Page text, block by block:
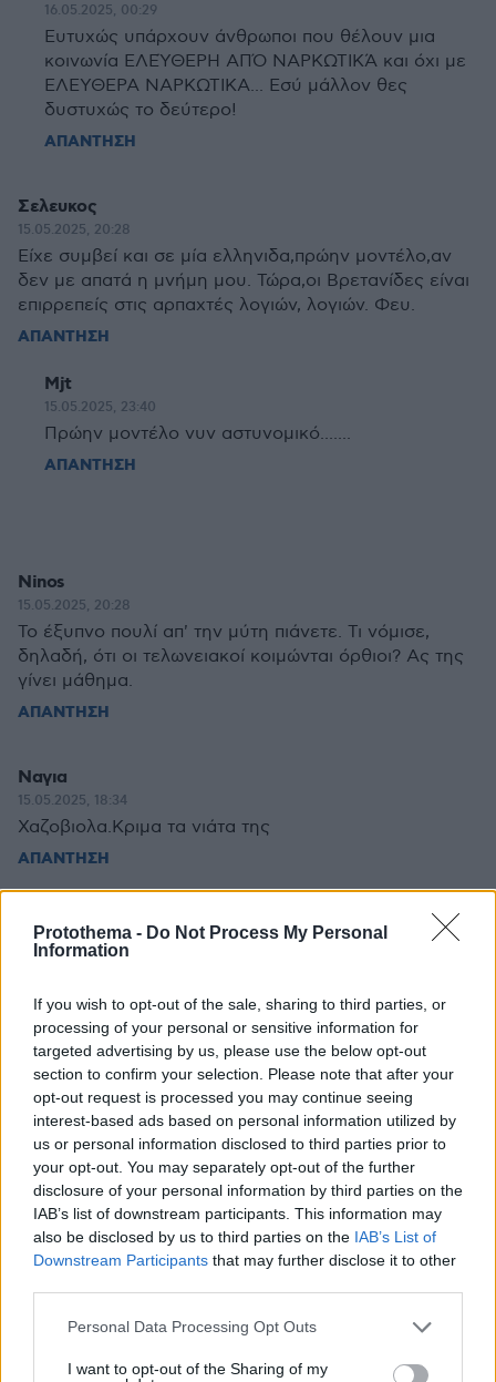
Protothema - Do Not Process My Personal
Information
If you wish to opt-out of the sale, sharing to third parties, or
processing of your personal or sensitive information for
targeted advertising by us, please use the below opt-out
section to confirm your selection. Please note that after your
opt-out request is processed you may continue seeing
interest-based ads based on personal information utilized by
us or personal information disclosed to third parties prior to
your opt-out. You may separately opt-out of the further
disclosure of your personal information by third parties on the
IAB’s list of downstream participants. This information may
also be disclosed by us to third parties on the IAB’s List of
Downstream Participants that may further disclose it to other
Please note that this website/app uses one or more Google
not limited to your visit or usage behaviour. You may click to
Personal Data Processing Opt Outs
I want to opt-out of the Sharing of my
16.05.2025, 00:29
Ευτυχώς υπάρχουν άνθρωποι που θέλουν μια
κοινωνία ΕΛΕΎΘΕΡΗ ΑΠΌ ΝΑΡΚΩΤΙΚΆ και όχι με
ΕΛΕΥΘΕΡΑ ΝΑΡΚΩΤΙΚΑ... Εσύ μάλλον θες
δυστυχώς το δεύτερο!
ΑΠΑΝΤΗΣΗ
Σελευκος
15.05.2025, 20:28
Είχε συμβεί και σε μία ελληνιδα,πρώην μοντέλο,αν
δεν με απατά η μνήμη μου. Τώρα,οι Βρετανίδες είναι
επιρρεπείς στις αρπαχτές λογιών, λογιών. Φευ.
ΑΠΑΝΤΗΣΗ
Mjt
15.05.2025, 23:40
Πρώην μοντέλο νυν αστυνομικό.......
ΑΠΑΝΤΗΣΗ
Ninos
15.05.2025, 20:28
To έξυπνο πουλί απ' την μύτη πιάνετε. Τι νόμισε,
δηλαδή, ότι οι τελωνειακοί κοιμώνται όρθιοι? Ας της
γίνει μάθημα.
ΑΠΑΝΤΗΣΗ
Ναγια
15.05.2025, 18:34
Χαζοβιολα.Κριμα τα νιάτα της
ΑΠΑΝΤΗΣΗ
Σακίλ
15.05.2025, 16:50
και τα εισιτήρια..
ΑΠΑΝΤΗΣΗ
Vag
15.05.2025, 16:22
Το βαπόρι απ' την Περσία πιάστηκε στη Γεωργία...
ΑΠΑΝΤΗΣΗ
El Hazar
Το 10% είμαστε καλοί άνθρωποι.
ΑΠΑΝΤΗΣΗ